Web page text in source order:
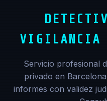
VIGILANCIA
Servicio profesional
privado en
informes con validez